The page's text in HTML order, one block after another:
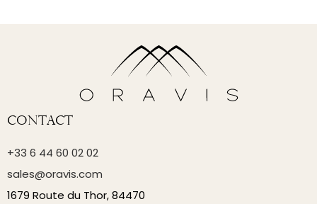
Contact
+33 6 44 60 02 02
sales@oravis.com
1679 Route du Thor, 84470